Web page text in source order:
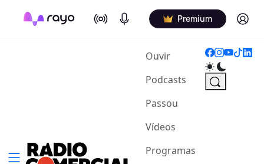
On Air Podcasts Premium Log in
Ouvir(current)
Podcasts
Passou
Vídeos
Programas